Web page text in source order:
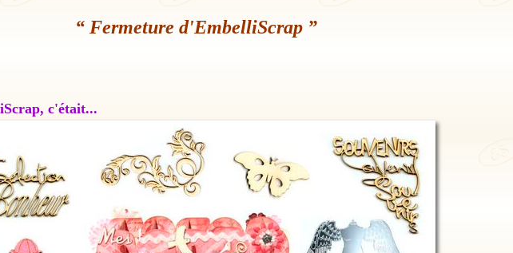
“ Fermeture d'EmbelliScrap ”
c'était...